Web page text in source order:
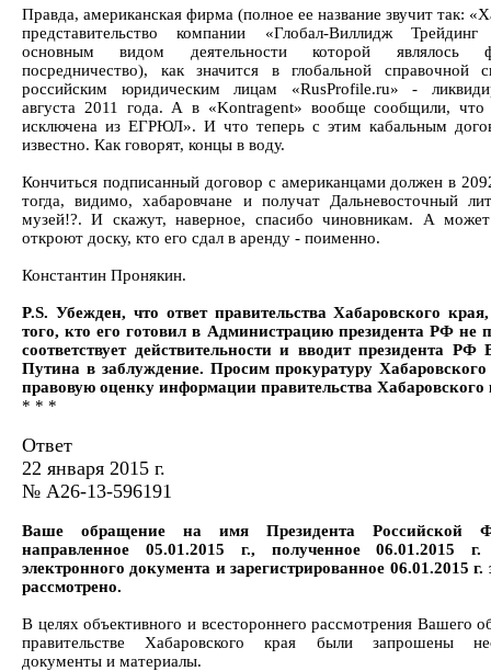
Правда, американская фирма (полное ее название звучит так:
представительство компании «Глобал-Виллидж Трейдинг
основным видом деятельности которой являлось
посредничество), как значится в глобальной справочной
российским юридическим лицам «RusProfile.ru» -
августа 2011 года. А в «Kontragent» вообще сообщили, что
исключена из ЕГРЮЛ». И что теперь с этим кабальным
известно. Как говорят, концы в воду.
Кончиться подписанный договор с американцами должен в
тогда, видимо, хабаровчане и получат Дальневосточный
музей!?. И скажут, наверное, спасибо чиновникам. А
откроют доску, кто его сдал в аренду - поименно.
Константин Пронякин.
P.S. Убежден, что ответ правительства Хабаровского
того, кто его готовил в Администрацию президента РФ не
соответствует действительности и вводит президента РФ
Путина в заблуждение. Просим прокуратуру Хабаровского
правовую оценку информации правительства Хабаровского
* * *
Ответ
22 января 2015 г.
№ А26-13-596191
Ваше обращение на имя Президента Российской
направленное 05.01.2015 г., полученное 06.01.2015
электронного документа и зарегистрированное 06.01.2015
рассмотрено.
В целях объективного и всестороннего рассмотрения Вашего
правительстве Хабаровского края были запрошены
документы и материалы.